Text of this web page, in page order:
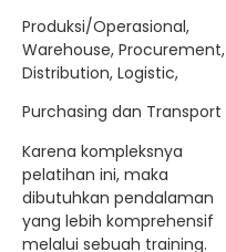
Produksi/Operasional,
Warehouse, Procurement,
Distribution, Logistic,
Purchasing dan Transport
Karena kompleksnya
pelatihan ini, maka
dibutuhkan pendalaman
yang lebih komprehensif
melalui sebuah training.